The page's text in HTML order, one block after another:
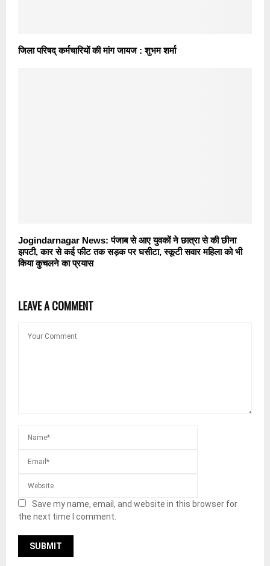
जिला परिषद् कर्मचारियों की मांग जायज : शुभम शर्मा
Jogindarnagar News: पंजाब से आए युवकों ने छात्रा से की छीना
झपटी, कार से कई फीट तक सड़क पर घसीटा, स्कूटी सवार महिला को भी
किया कुचलने का प्रयास
LEAVE A COMMENT
Save my name, email, and website in this browser for
the next time I comment.